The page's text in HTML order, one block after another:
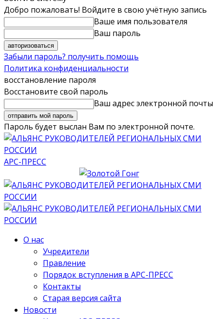
Добро пожаловать! Войдите в свою учётную запись
Ваше имя пользователя
Ваш пароль
Забыли пароль? получить помощь
Политика конфиденциальности
восстановление пароля
Восстановите свой пароль
Ваш адрес электронной почты
Пароль будет выслан Вам по электронной почте.
АРС-ПРЕСС
О нас
Учредители
Правление
Порядок вступления в АРС-ПРЕСС
Контакты
Старая версия сайта
Новости